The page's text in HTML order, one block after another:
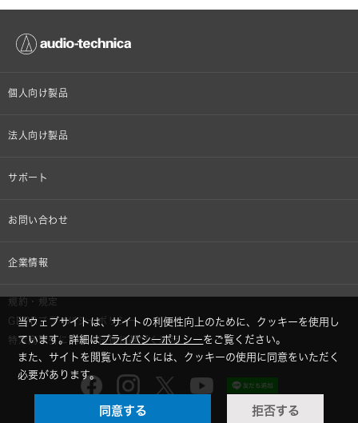
個人向け製品
オンラインストア限定
車載製品
部品/付属品
法人向け製品
設備音響機器
半導体レーザー応用製品
サポート
個人向け製品サポート
お問い合わせ
その他、メディア 取材関連等のお問い合わせ
企業情報
株式会社オーディオテクニカ
採用情報
GLOBAL-オーディオテクニカ
audio-technica MIMIO
規約・規定
GDPRプライバシーポリシー
特定商取引に関する法律に基づく表示
当ウェブサイトは、サイトの利便性向上のために、クッキーを使用し
ています。詳細はプライバシーポリシーをご覧ください。
また、サイトを閲覧いただくには、クッキーの使用に同意をいただく
必要があります。
同意する 拒否する